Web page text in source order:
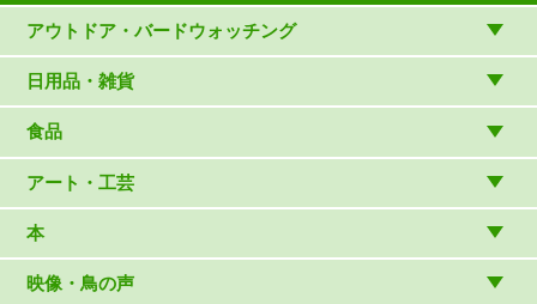
アウトドア・バードウォッチング
アウトドアウェア
アウトドア雑貨
バードウォッチング用品
日用品・雑貨
リビング・キッチン・ファッション
ゲーム・ホビー・文具
食品
食品
アート・工芸
雑貨（村上康成）
本
図鑑
映像・鳥の声